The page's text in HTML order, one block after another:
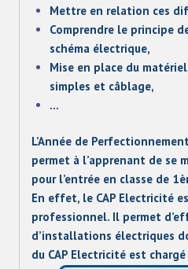
Mettre en relation ces
Comprendre le principe
schéma électrique,
Mise en place du
simples et câblage,
…
L’Année de
permet à l’apprenant de se
pour l’entrée en classe de
En effet, le CAP Electricité
professionnel. Il permet
d’installations électriques
du CAP Electricité est